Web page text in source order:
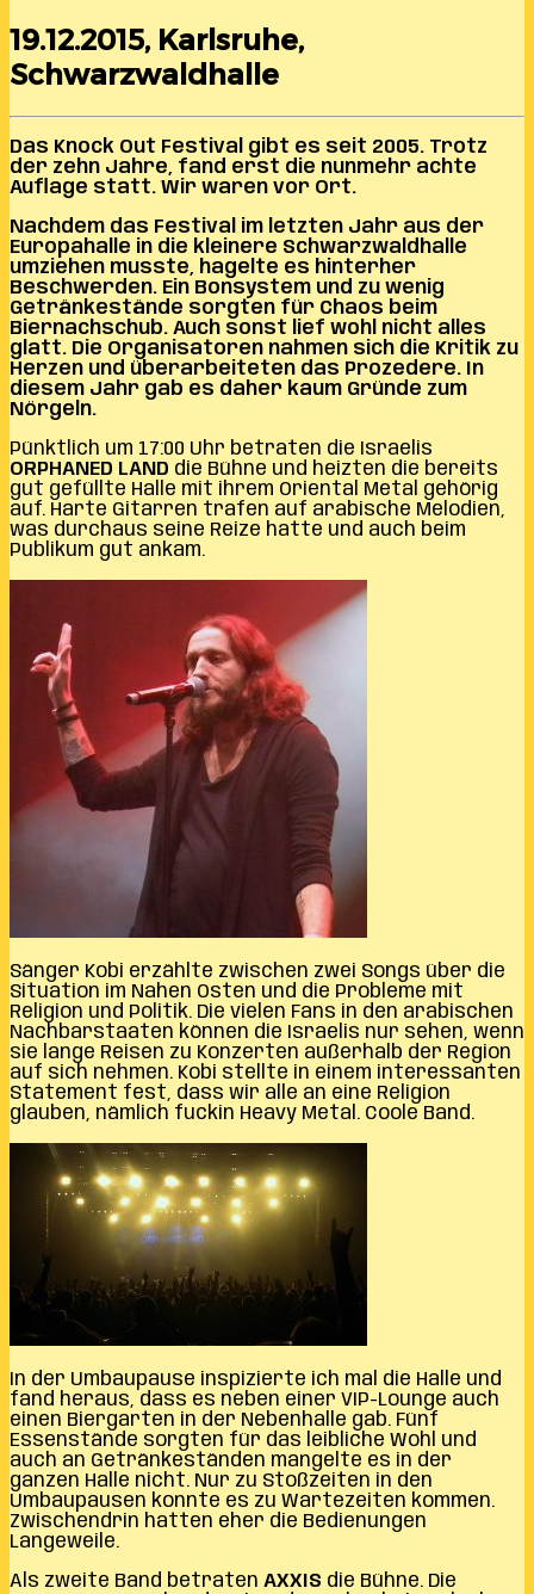
19.12.2015, Karlsruhe,
Schwarzwaldhalle
Das Knock Out Festival gibt es seit 2005. Trotz
der zehn Jahre, fand erst die nunmehr achte
Auflage statt. Wir waren vor Ort.
Nachdem das Festival im letzten Jahr aus der
Europahalle in die kleinere Schwarzwaldhalle
umziehen musste, hagelte es hinterher
Beschwerden. Ein Bonsystem und zu wenig
Getränkestände sorgten für Chaos beim
Biernachschub. Auch sonst lief wohl nicht alles
glatt. Die Organisatoren nahmen sich die Kritik zu
Herzen und überarbeiteten das Prozedere. In
diesem Jahr gab es daher kaum Gründe zum
Nörgeln.
Pünktlich um 17:00 Uhr betraten die Israelis
ORPHANED LAND die Bühne und heizten die bereits
gut gefüllte Halle mit ihrem Oriental Metal gehörig
auf. Harte Gitarren trafen auf arabische Melodien,
was durchaus seine Reize hatte und auch beim
Publikum gut ankam.
Sänger Kobi erzählte zwischen zwei Songs über die
Situation im Nahen Osten und die Probleme mit
Religion und Politik. Die vielen Fans in den arabischen
Nachbarstaaten können die Israelis nur sehen, wenn
sie lange Reisen zu Konzerten außerhalb der Region
auf sich nehmen. Kobi stellte in einem interessanten
Statement fest, dass wir alle an eine Religion
glauben, nämlich fuckin Heavy Metal. Coole Band.
In der Umbaupause inspizierte ich mal die Halle und
fand heraus, dass es neben einer VIP-Lounge auch
einen Biergarten in der Nebenhalle gab. Fünf
Essenstände sorgten für das leibliche Wohl und
auch an Getränkeständen mangelte es in der
ganzen Halle nicht. Nur zu Stoßzeiten in den
Umbaupausen konnte es zu Wartezeiten kommen.
Zwischendrin hatten eher die Bedienungen
Langeweile.
Als zweite Band betraten AXXIS die Bühne. Die